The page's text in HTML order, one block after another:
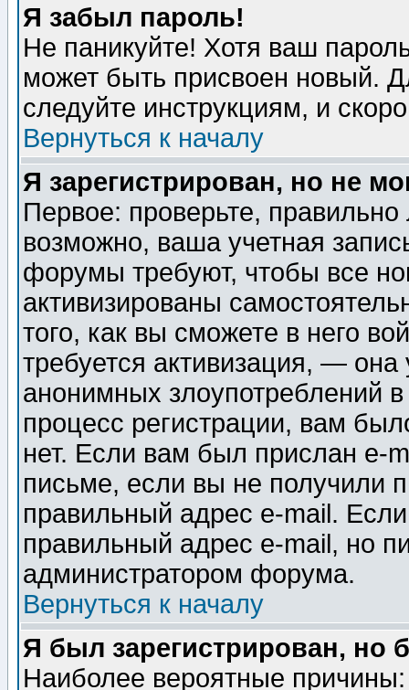
Я забыл пароль!
Не паникуйте! Хотя ваш
может быть присвоен новый.
следуйте инструкциям, и
Вернуться к началу
Я зарегистрирован, но не
Первое: проверьте,
возможно, ваша учетная
форумы требуют, чтобы все
активизированы
того, как вы сможете в него
требуется активизация, —
анонимных злоупотреблений
процесс регистрации, вам
нет. Если вам был прислан e-
письме, если вы не получили
правильный адрес e-mail.
правильный адрес e-mail, но
администратором форума.
Вернуться к началу
Я был зарегистрирован, но
Наиболее вероятные